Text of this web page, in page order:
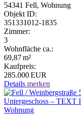
54341 Fell, Wohnung
Objekt ID:
351331012-1835
Zimmer:
3
Wohnfläche ca.:
69,87 m²
Kaufpreis:
285.000 EUR
Details merken